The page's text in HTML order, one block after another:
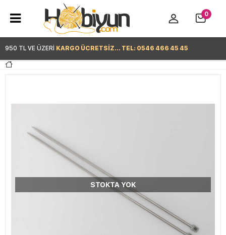
950 TL VE ÜZERİ KARGO ÜCRETSİZ... TEL: 0546 466 45 45
0
STOKTA YOK